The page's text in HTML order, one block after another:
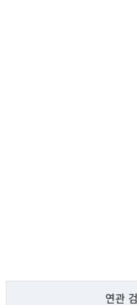
연관